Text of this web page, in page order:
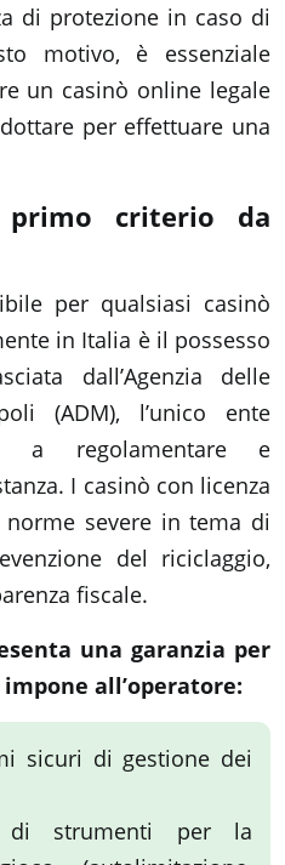
di protezione in caso di
motivo, è essenziale
un casinò online legale
per effettuare una
primo criterio da
per qualsiasi casinò
in Italia è il possesso
dall’Agenzia delle
(ADM), l’unico ente
a regolamentare e
I casinò con licenza
severe in tema di
del riciclaggio,
fiscale.
una garanzia per
all’operatore:
sicuri di gestione dei
di strumenti per la